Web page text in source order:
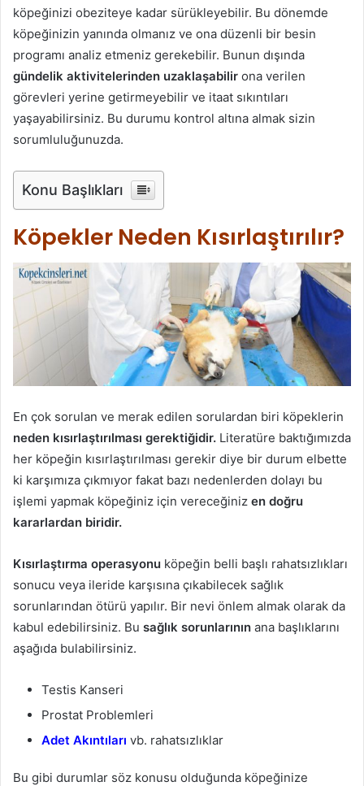
köpeğinizi obeziteye kadar sürükleyebilir. Bu dönemde
köpeğinizin yanında olmanız ve ona düzenli bir besin
programı analiz etmeniz gerekebilir. Bunun dışında
gündelik aktivitelerinden uzaklaşabilir ona verilen
görevleri yerine getirmeyebilir ve itaat sıkıntıları
yaşayabilirsiniz. Bu durumu kontrol altına almak sizin
sorumluluğunuzda.
Konu Başlıkları
Köpekler Neden Kısırlaştırılır?
En çok sorulan ve merak edilen sorulardan biri köpeklerin
neden kısırlaştırılması gerektiğidir. Literatüre baktığımızda
her köpeğin kısırlaştırılması gerekir diye bir durum elbette
ki karşımıza çıkmıyor fakat bazı nedenlerden dolayı bu
işlemi yapmak köpeğiniz için vereceğiniz en doğru
kararlardan biridir.
Kısırlaştırma operasyonu köpeğin belli başlı rahatsızlıkları
sonucu veya ileride karşısına çıkabilecek sağlık
sorunlarından ötürü yapılır. Bir nevi önlem almak olarak da
kabul edebilirsiniz. Bu sağlık sorunlarının ana başlıklarını
aşağıda bulabilirsiniz.
Testis Kanseri
Prostat Problemleri
Adet Akıntıları vb. rahatsızlıklar
Bu gibi durumlar söz konusu olduğunda köpeğinize